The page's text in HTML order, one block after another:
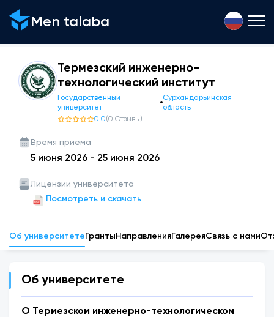
Men talaba
Термезский инженерно-
технологический институт
Государственный
университет
Сурхандарьинская
область
0.0(0 Отзывы)
Время приема
5 июня 2026 - 25 июня 2026
Лицензии университета
Посмотреть и скачать
Об университете Гранты НаправленияГалереяСвязь с нами
Об университете
О Термезском инженерно-технологическом